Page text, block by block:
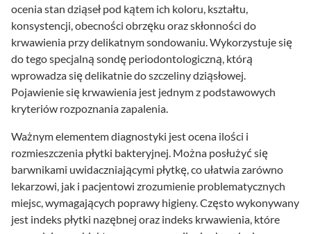
ocenia stan dziąseł pod kątem ich koloru, kształtu,
konsystencji, obecności obrzęku oraz skłonności do
krwawienia przy delikatnym sondowaniu. Wykorzystuje się
do tego specjalną sondę periodontologiczną, którą
wprowadza się delikatnie do szczeliny dziąsłowej.
Pojawienie się krwawienia jest jednym z podstawowych
kryteriów rozpoznania zapalenia.
Ważnym elementem diagnostyki jest ocena ilości i
rozmieszczenia płytki bakteryjnej. Można posłużyć się
barwnikami uwidaczniającymi płytkę, co ułatwia zarówno
lekarzowi, jak i pacjentowi zrozumienie problematycznych
miejsc, wymagających poprawy higieny. Często wykonywany
jest indeks płytki nazębnej oraz indeks krwawienia, które